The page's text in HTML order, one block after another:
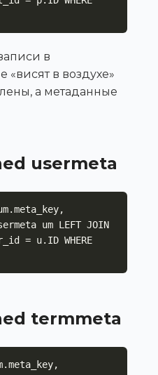
в
«висят в воздухе»
а метаданные
usermeta
um LEFT JOIN
= u.ID WHERE
termmeta